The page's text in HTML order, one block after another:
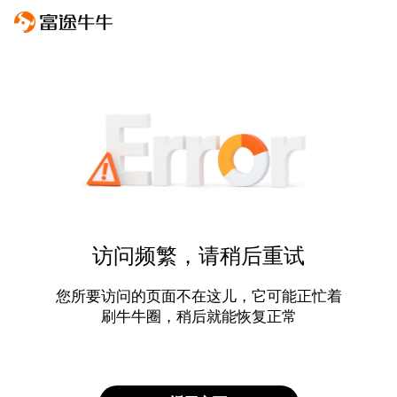
访问频繁，请稍后重试
您所要访问的页面不在这儿，它可能正忙着
刷牛牛圈，稍后就能恢复正常